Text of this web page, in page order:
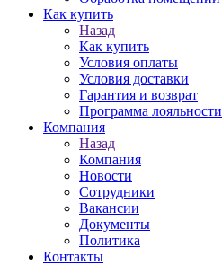
Как купить
Назад
Как купить
Условия оплаты
Условия доставки
Гарантия и возврат
Программа лояльности
Компания
Назад
Компания
Новости
Сотрудники
Вакансии
Документы
Политика
Контакты